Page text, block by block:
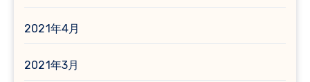
2021年4月
2021年3月